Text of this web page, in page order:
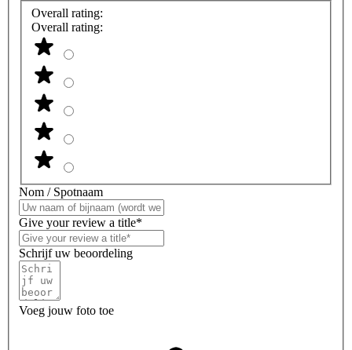
Overall rating:
Overall rating:
Nom / Spotnaam
Give your review a title*
Schrijf uw beoordeling
Voeg jouw foto toe